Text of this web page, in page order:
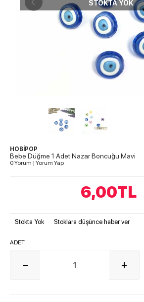
STOKTA YOK
HOBİPOP
Bebe Düğme 1 Adet Nazar Boncuğu Mavi
0 Yorum | Yorum Yap
6,00TL
Stokta Yok Stoklara düşünce haber ver
ADET: